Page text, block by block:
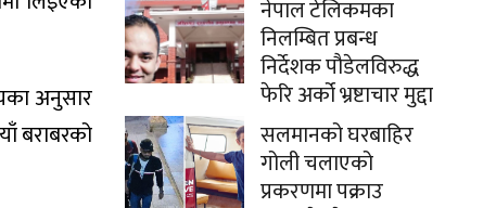
अनुसार
बराबरको
नेपाल टेलिकमका
निलम्बित प्रबन्ध
निर्देशक पौडेलविरुद्ध
फेरि अर्को भ्रष्टाचार मुद्दा
सलमानको घरबाहिर
गोली चलाएको
प्रकरणमा पक्राउ